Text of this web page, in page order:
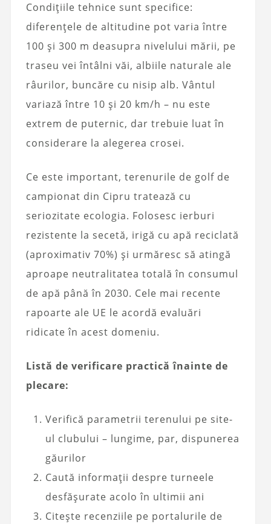
Condițiile tehnice sunt specifice:
diferențele de altitudine pot varia între
100 și 300 m deasupra nivelului mării, pe
traseu vei întâlni văi, albiile naturale ale
râurilor, buncăre cu nisip alb. Vântul
variază între 10 și 20 km/h – nu este
extrem de puternic, dar trebuie luat în
considerare la alegerea crosei.
Ce este important, terenurile de golf de
campionat din Cipru tratează cu
seriozitate ecologia. Folosesc ierburi
rezistente la secetă, irigă cu apă reciclată
(aproximativ 70%) și urmăresc să atingă
aproape neutralitatea totală în consumul
de apă până în 2030. Cele mai recente
rapoarte ale UE le acordă evaluări
ridicate în acest domeniu.
Listă de verificare practică înainte de
plecare:
Verifică parametrii terenului pe site-
ul clubului – lungime, par, dispunerea
găurilor
Caută informații despre turneele
desfășurate acolo în ultimii ani
Citește recenziile pe portalurile de